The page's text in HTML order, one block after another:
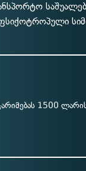
1500